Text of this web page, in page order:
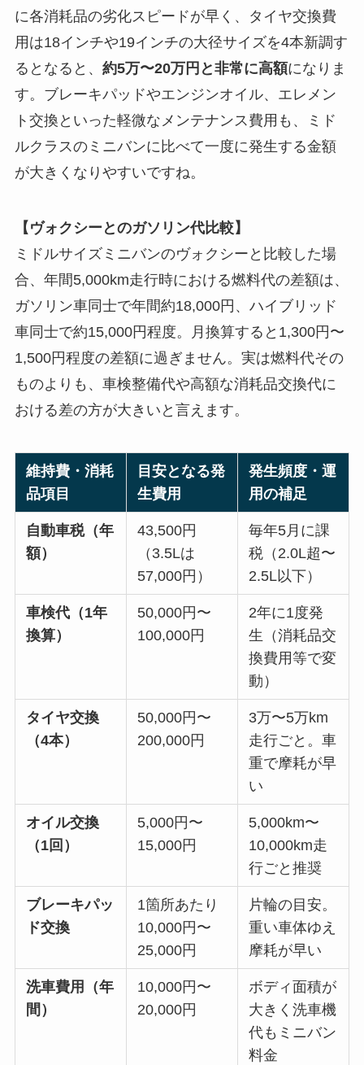
に各消耗品の劣化スピードが早く、タイヤ交換費
用は18インチや19インチの大径サイズを4本新調す
るとなると、 約5万〜20万円と非常に高額になりま
す。ブレーキパッドやエンジンオイル、エレメン
ト交換といった軽微なメンテナンス費用も、ミド
ルクラスのミニバンに比べて一度に発生する金額
が大きくなりやすいですね。
【ヴォクシーとのガソリン代比較】
ミドルサイズミニバンのヴォクシーと比較した場
合、年間5,000km走行時における燃料代の差額は、
ガソリン車同士で年間約18,000円、ハイブリッド
車同士で約15,000円程度。月換算すると1,300円〜
1,500円程度の差額に過ぎません。実は燃料代その
ものよりも、車検整備代や高額な消耗品交換代に
おける差の方が大きいと言えます。
維持費・消耗
品項目
目安となる発
生費用
発生頻度・運
用の補足
自動車税（年
額）
43,500円
（3.5Lは
57,000円）
毎年5月に課
税（2.0L超〜
2.5L以下）
車検代（1年
換算）
50,000円〜
100,000円
2年に1度発
生（消耗品交
換費用等で変
動）
タイヤ交換
（4本）
50,000円〜
200,000円
3万〜5万km
走行ごと。車
重で摩耗が早
い
オイル交換
（1回）
5,000円〜
15,000円
5,000km〜
10,000km走
行ごと推奨
ブレーキパッ
ド交換
1箇所あたり
10,000円〜
25,000円
片輪の目安。
重い車体ゆえ
摩耗が早い
洗車費用（年
間）
10,000円〜
20,000円
ボディ面積が
大きく洗車機
代もミニバン
料金